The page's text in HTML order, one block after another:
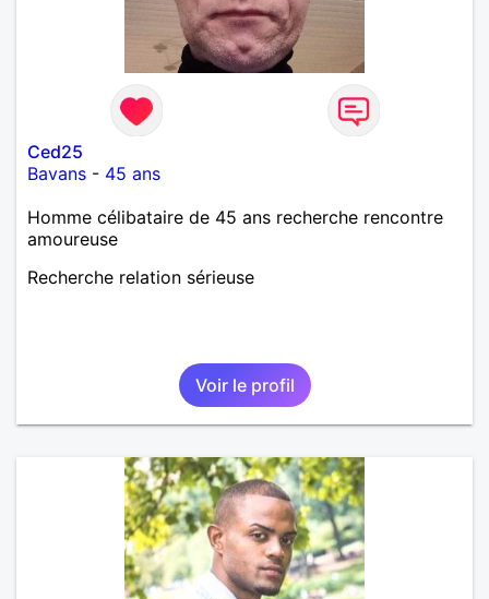
Ced25
Bavans - 45 ans
Homme célibataire de 45 ans recherche rencontre
amoureuse
Recherche relation sérieuse
Voir le profil